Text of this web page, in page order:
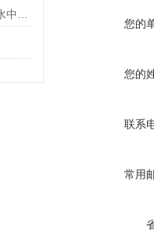
您的
您的
联系
常用